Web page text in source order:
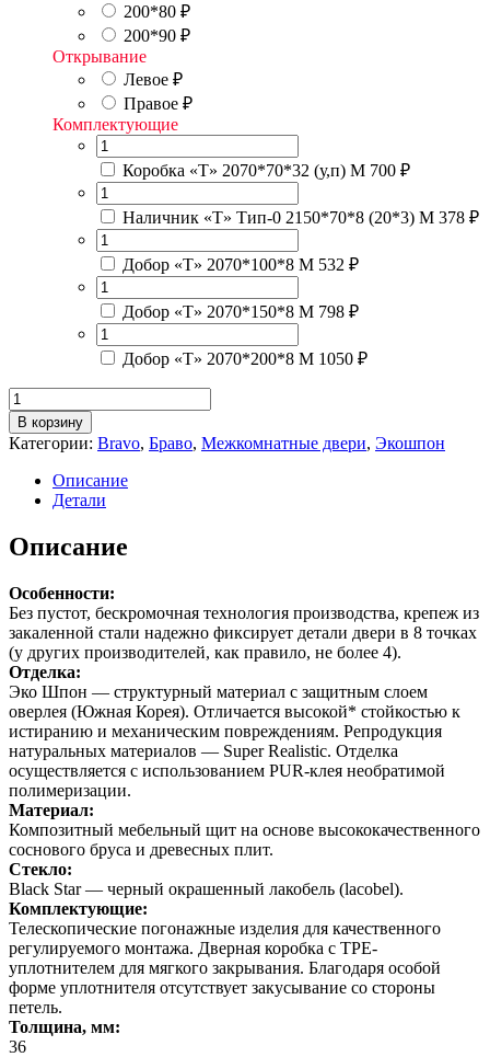
200*80 ₽
200*90 ₽
Открывание
Левое ₽
Правое ₽
Комплектующие
Коробка «Т» 2070*70*32 (у,п) М 700 ₽
Наличник «Т» Тип-0 2150*70*8 (20*3) М 378 ₽
Добор «Т» 2070*100*8 М 532 ₽
Добор «Т» 2070*150*8 М 798 ₽
Добор «Т» 2070*200*8 М 1050 ₽
Количество
товара
Браво-22Riviera
Ice
Black
В корзину
Категории: Bravo, Браво, Межкомнатные двери, Экошпон
Описание
Детали
Описание
Особенности:
Без пустот, бескромочная технология производства, крепеж из
закаленной стали надежно фиксирует детали двери в 8 точках
(у других производителей, как правило, не более 4).
Отделка:
Эко Шпон — структурный материал с защитным слоем
оверлея (Южная Корея). Отличается высокой* стойкостью к
истиранию и механическим повреждениям. Репродукция
натуральных материалов — Super Realistic. Отделка
осуществляется с использованием PUR-клея необратимой
полимеризации.
Материал:
Композитный мебельный щит на основе высококачественного
соснового бруса и древесных плит.
Стекло:
Black Star — черный окрашенный лакобель (lacobel).
Комплектующие:
Телескопические погонажные изделия для качественного
регулируемого монтажа. Дверная коробка с TPE-
уплотнителем для мягкого закрывания. Благодаря особой
форме уплотнителя отсутствует закусывание со стороны
петель.
Толщина, мм:
36